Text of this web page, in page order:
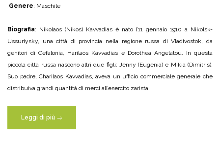
Genere: Maschile
Biografia: Nikolaos (Nikos) Kavvadias è nato l’11 gennaio 1910 a Nikolsk-
Ussuriysky, una città di provincia nella regione russa di Vladivostok, da
genitori di Cefalonia, Harilaos Kavvadias e Dorothea Angelatou. In questa
piccola città russa nascono altri due figli: Jenny (Eugenia) e Mikia (Dimitris).
Suo padre, Charilaos Kavvadias, aveva un ufficio commerciale generale che
distribuiva grandi quantità di merci all’esercito zarista.
Leggi di più “Di
Nikolaos
→